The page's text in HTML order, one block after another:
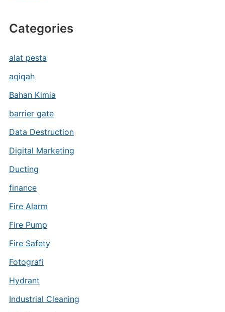
Categories
alat pesta
aqiqah
Bahan Kimia
barrier gate
Data Destruction
Digital Marketing
Ducting
finance
Fire Alarm
Fire Pump
Fire Safety
Fotografi
Hydrant
Industrial Cleaning